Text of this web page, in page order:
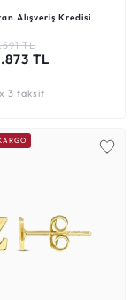
Alışveriş Kredisi
TL
TL
3 taksit